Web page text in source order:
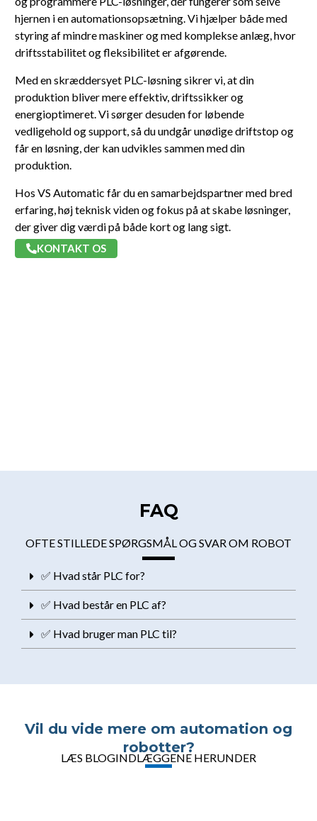
hjernen i en automationsopsætning. Vi hjælper både med
styring af mindre maskiner og med komplekse anlæg, hvor
driftsstabilitet og fleksibilitet er afgørende.
Med en skræddersyet PLC-løsning sikrer vi, at din
produktion bliver mere effektiv, driftssikker og
energioptimeret. Vi sørger desuden for løbende
vedligehold og support, så du undgår unødige driftstop og
får en løsning, der kan udvikles sammen med din
produktion.
Hos VS Automatic får du en samarbejdspartner med bred
erfaring, høj teknisk viden og fokus på at skabe løsninger,
der giver dig værdi på både kort og lang sigt.
KONTAKT OS
FAQ
OFTE STILLEDE SPØRGSMÅL OG SVAR OM ROBOT
✅ Hvad står PLC for?
✅ Hvad består en PLC af?
✅ Hvad bruger man PLC til?
Vil du vide mere om automation og
robotter?
LÆS BLOGINDLÆGGENE HERUNDER